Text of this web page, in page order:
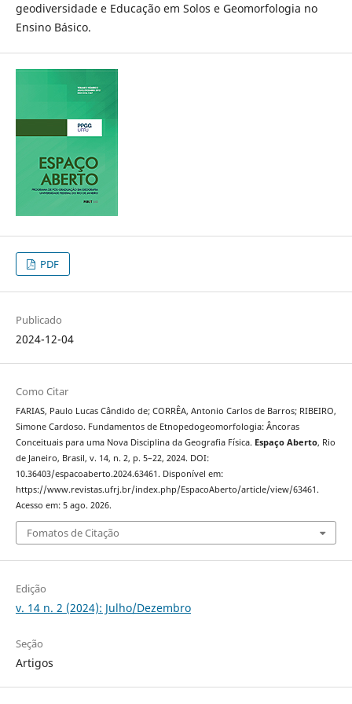
geodiversidade e Educação em Solos e Geomorfologia no
Ensino Básico.
PDF
Publicado
2024-12-04
Como Citar
FARIAS, Paulo Lucas Cândido de; CORRÊA, Antonio Carlos de Barros; RIBEIRO,
Simone Cardoso. Fundamentos de Etnopedogeomorfologia: Âncoras
Conceituais para uma Nova Disciplina da Geografia Física. Espaço Aberto, Rio
de Janeiro, Brasil, v. 14, n. 2, p. 5–22, 2024. DOI:
10.36403/espacoaberto.2024.63461. Disponível em:
https://www.revistas.ufrj.br/index.php/EspacoAberto/article/view/63461.
Acesso em: 5 ago. 2026.
Fomatos de Citação
Edição
v. 14 n. 2 (2024): Julho/Dezembro
Seção
Artigos